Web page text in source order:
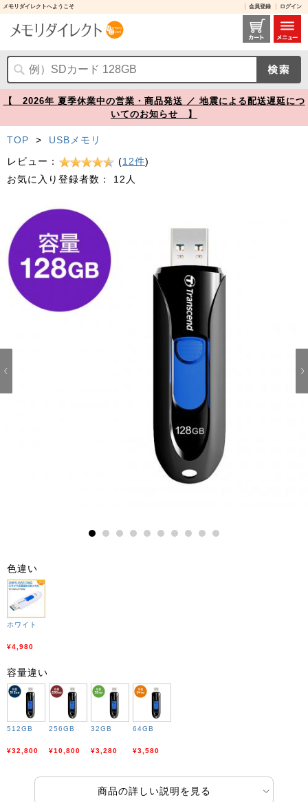
メモリダイレクトへようこそ 会員登録 ログイン
USBメモリ 128GB USB3.1 Gen1 ブラック キャップレス スライド式 JetFlash790 PS4動作確認済 Transcend製【メモリダイレクト】
【 2026年 夏季休業中の営業・商品発送 ／ 地震による配送遅延につ
いてのお知らせ 】
TOP >
USBメモリ
レビュー：
(12件)
お気に入り登録者数：
12人
色違い
ホワイト
¥4,980
容量違い
512GB
¥32,800
256GB
¥10,800
32GB
¥3,280
64GB
¥3,580
商品の詳しい説明を見る